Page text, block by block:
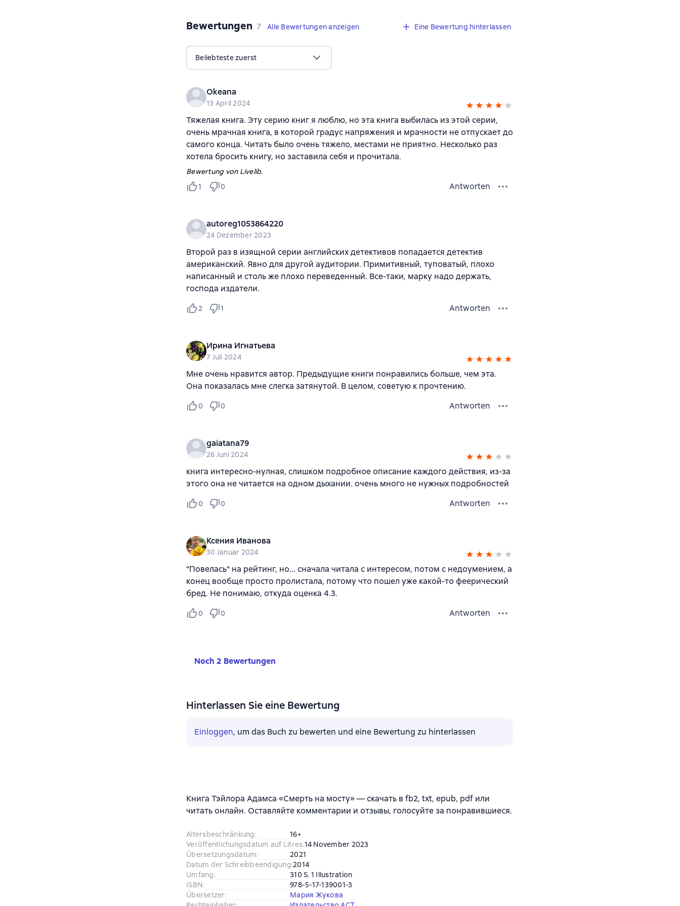
Bewertungen 7 Bewertungen
7 Alle Bewertungen anzeigen Eine Bewertung hinterlassen
Beliebteste zuerst
Okeana
13 April 2024
Тяжелая книга. Эту серию книг я люблю, но эта книга выбилась из этой серии,
очень мрачная книга, в которой градус напряжения и мрачности не отпускает до
самого конца. Читать было очень тяжело, местами не приятно. Несколько раз
хотела бросить книгу, но заставила себя и прочитала.
Bewertung von Livelib.
1
0 Antworten
autoreg1053864220
24 Dezember 2023
Второй раз в изящной серии английских детективов попадается детектив
американский. Явно для другой аудитории. Примитивный, туповатый, плохо
написанный и столь же плохо переведенный. Все-таки, марку надо держать,
господа издатели.
2 1 Antworten
Ирина Игнатьева
7 Juli 2024
Мне очень нравится автор. Предыдущие книги понравились больше, чем эта.
Она показалась мне слегка затянутой. В целом, советую к прочтению.
0 0 Antworten
gaiatana79
26 Juni 2024
книга интересно-нулная, слишком подробное описание каждого действия, из-за
этого она не читается на одном дыхании. очень много не нужных подробностей
0 0 Antworten
Ксения Иванова
30 Januar 2024
"Повелась" на рейтинг, но... сначала читала с интересом, потом с недоумением, а
конец вообще просто пролистала, потому что пошел уже какой-то феерический
бред. Не понимаю, откуда оценка 4.3.
0 0 Antworten
Noch 2 Bewertungen
Hinterlassen Sie eine Bewertung
Einloggen, um das Buch zu bewerten und eine Bewertung zu hinterlassen
Книга Тэйлора Адамса «Смерть на мосту» — скачать в fb2, txt, epub, pdf или
читать онлайн. Оставляйте комментарии и отзывы, голосуйте за понравившиеся.
Altersbeschränkung:
16+
Veröffentlichungsdatum auf Litres:14 November 2023
Übersetzungsdatum:
2021
Datum der Schreibbeendigung:2014
Umfang:
310 S. 1 Illustration
ISBN:
978-5-17-139001-3
Übersetzer:
Мария Жукова